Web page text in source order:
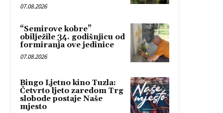
07.08.2026
“Semirove kobre”
obilježile 34. godišnjicu od
formiranja ove jedinice
07.08.2026
Bingo Ljetno kino Tuzla:
Četvrto ljeto zaredom Trg
slobode postaje Naše
mjesto